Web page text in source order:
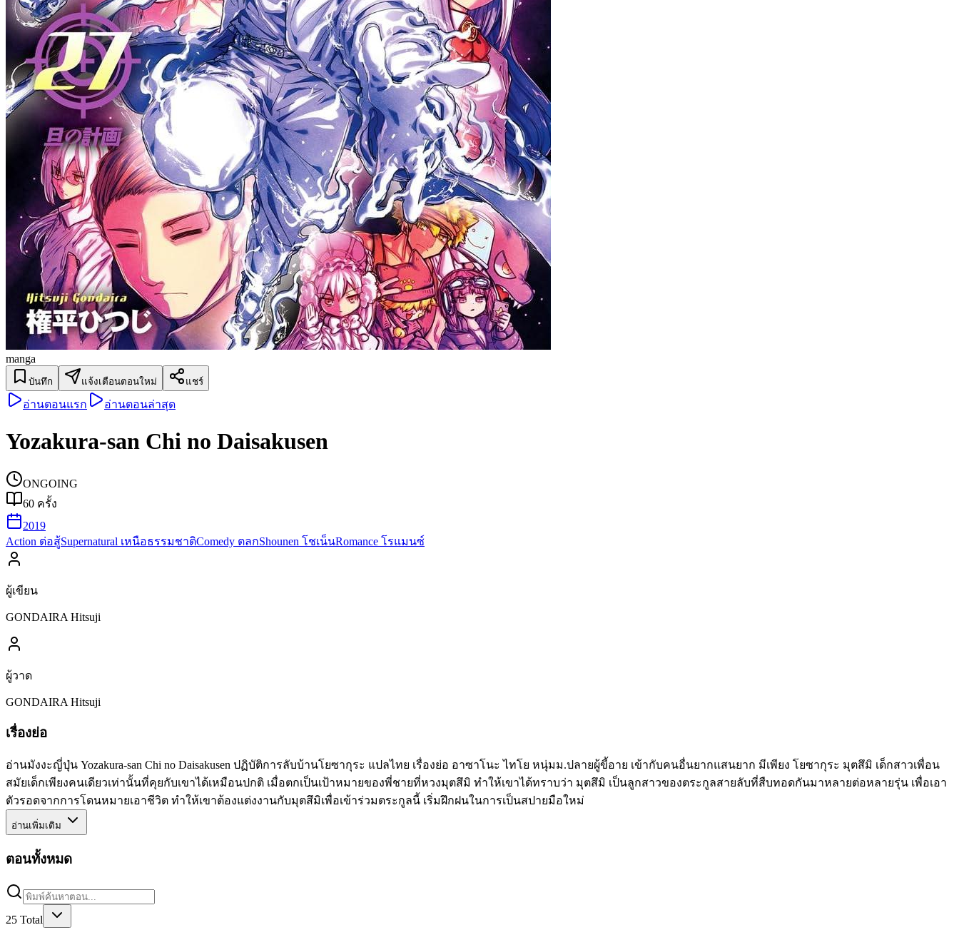
manga
บันทึก แจ้งเตือนตอนใหม่ แชร์
อ่านตอนแรก อ่านตอนล่าสุด
Yozakura-san Chi no Daisakusen
ONGOING
60 ครั้ง
2019
Action ต่อสู้Supernatural เหนือธรรมชาติComedy ตลกShounen โชเน็นRomance โรแมนซ์
ผู้เขียน
GONDAIRA Hitsuji
ผู้วาด
GONDAIRA Hitsuji
เรื่องย่อ
อ่านมังงะญี่ปุ่น Yozakura-san Chi no Daisakusen ปฏิบัติการลับบ้านโยซากุระ แปลไทย เรื่องย่อ อาซาโนะ ไทโย หนุ่มม.ปลายผู้ขี้อาย เข้ากับคนอื่นยากแสนยาก มีเพียง โยซากุระ มุตสึมิ เด็กสาวเพื่อน
สมัยเด็กเพียงคนเดียวเท่านั้นที่คุยกับเขาได้เหมือนปกติ เมื่อตกเป็นเป้าหมายของพี่ชายที่หวงมุตสึมิ ทำให้เขาได้ทราบว่า มุตสึมิ เป็นลูกสาวของตระกูลสายลับที่สืบทอดกันมาหลายต่อหลายรุ่น เพื่อเอา
ตัวรอดจากการโดนหมายเอาชีวิต ทำให้เขาต้องแต่งงานกับมุตสึมิเพื่อเข้าร่วมตระกูลนี้ เริ่มฝึกฝนในการเป็นสปายมือใหม่
อ่านเพิ่มเติม
ตอนทั้งหมด
25 Total